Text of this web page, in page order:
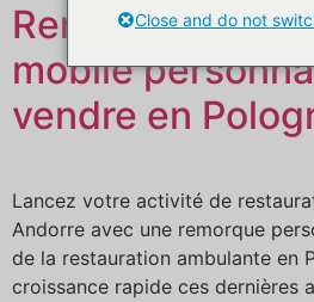
Remorque
mobile
vendre en
Lancez votre activité de
Andorre avec une remorque
de la restauration ambulante en
croissance rapide ces dernières
Close and do not